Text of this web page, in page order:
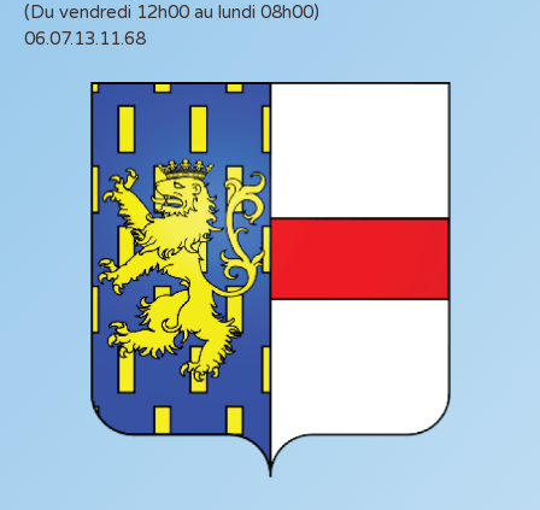
(Du vendredi 12h00 au lundi 08h00)
06.07.13.11.68